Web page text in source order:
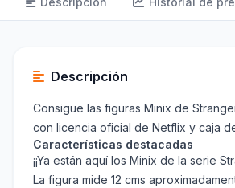
Descripción
Consigue las figuras Minix de
con licencia oficial de Netflix y caja
Características destacadas
¡¡Ya están aquí los Minix de la serie
La figura mide 12 cms